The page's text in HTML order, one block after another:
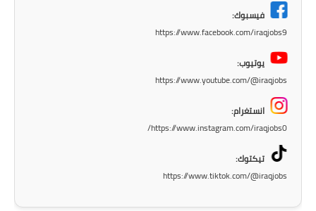
فيسبوك:
https://www.facebook.com/iraqjobs9
يوتيوب:
https://www.youtube.com/@iraqjobs
انستغرام:
https://www.instagram.com/iraqjobs0/
تيكتوك:
https://www.tiktok.com/@iraqjobs